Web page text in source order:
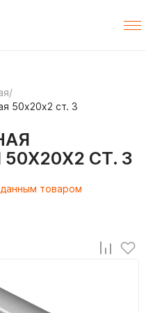
/
50х20х2 ст. 3
СТ. 3
товаром